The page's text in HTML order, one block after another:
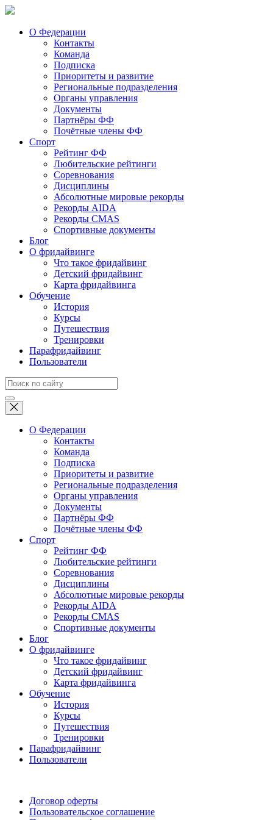
О Федерации
Контакты
Команда
Подписка
Приоритеты и развитие
Региональные подразделения
Органы управления
Документы
Партнёры ФФ
Почётные члены ФФ
Спорт
Рейтинг ФФ
Любительские рейтинги
Соревнования
Дисциплины
Абсолютные мировые рекорды
Рекорды AIDA
Рекорды CMAS
Спортивные документы
Блог
О фридайвинге
Что такое фридайвинг
Детский фридайвинг
Карта фридайвинга
Обучение
История
Курсы
Путешествия
Тренировки
Парафридайвинг
Пользователи
О Федерации
Контакты
Команда
Подписка
Приоритеты и развитие
Региональные подразделения
Органы управления
Документы
Партнёры ФФ
Почётные члены ФФ
Спорт
Рейтинг ФФ
Любительские рейтинги
Соревнования
Дисциплины
Абсолютные мировые рекорды
Рекорды AIDA
Рекорды CMAS
Спортивные документы
Блог
О фридайвинге
Что такое фридайвинг
Детский фридайвинг
Карта фридайвинга
Обучение
История
Курсы
Путешествия
Тренировки
Парафридайвинг
Пользователи
Договор оферты
Пользовательское соглашение